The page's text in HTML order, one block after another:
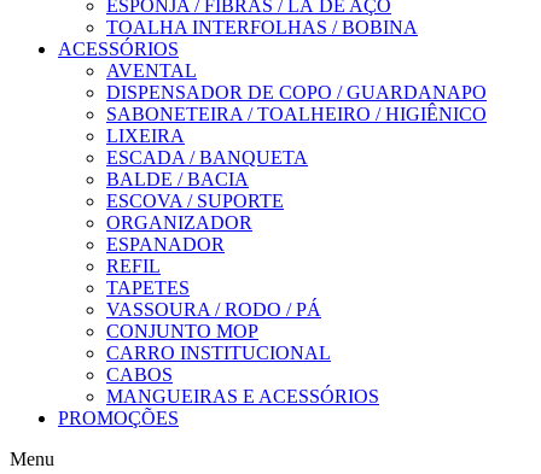
ESPONJA / FIBRAS / LÃ DE AÇO
TOALHA INTERFOLHAS / BOBINA
ACESSÓRIOS
AVENTAL
DISPENSADOR DE COPO / GUARDANAPO
SABONETEIRA / TOALHEIRO / HIGIÊNICO
LIXEIRA
ESCADA / BANQUETA
BALDE / BACIA
ESCOVA / SUPORTE
ORGANIZADOR
ESPANADOR
REFIL
TAPETES
VASSOURA / RODO / PÁ
CONJUNTO MOP
CARRO INSTITUCIONAL
CABOS
MANGUEIRAS E ACESSÓRIOS
PROMOÇÕES
Menu